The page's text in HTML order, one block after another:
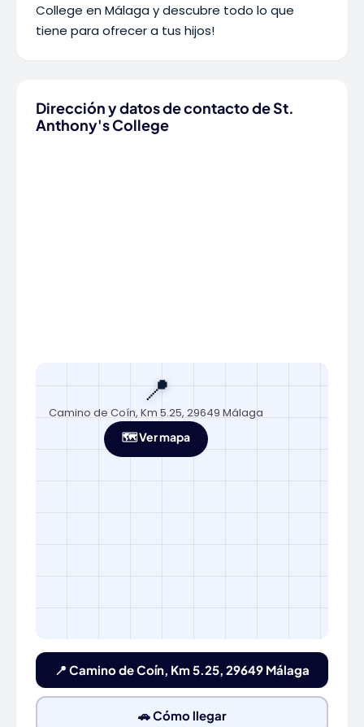
College en Málaga y descubre todo lo que
tiene para ofrecer a tus hijos!
Dirección y datos de contacto de St.
Anthony's College
📍
Camino de Coín, Km 5.25, 29649 Málaga
🗺️ Ver mapa
📍 Camino de Coín, Km 5.25, 29649 Málaga
🚗 Cómo llegar